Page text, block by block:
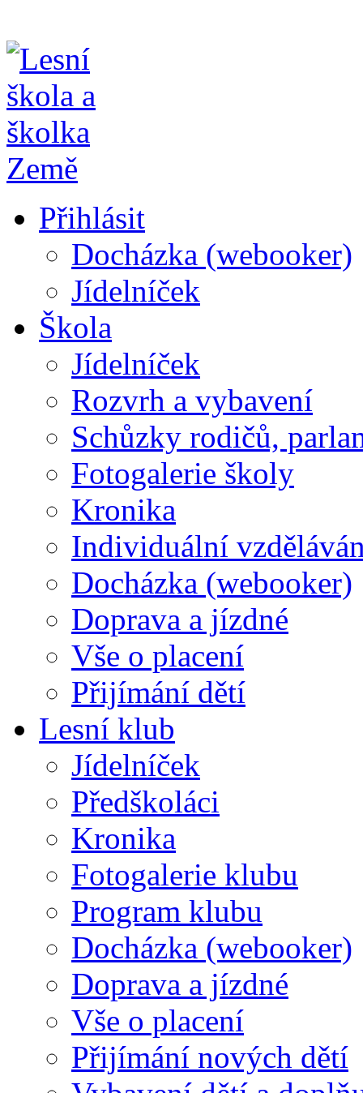
Přihlásit
Docházka (webooker)
Jídelníček
Škola
Jídelníček
Rozvrh a vybavení
Schůzky rodičů,
Fotogalerie školy
Kronika
Individuální
Docházka (webooker)
Doprava a jízdné
Vše o placení
Přijímání dětí
Lesní klub
Jídelníček
Předškoláci
Kronika
Fotogalerie klubu
Program klubu
Docházka (webooker)
Doprava a jízdné
Vše o placení
Přijímání nových dětí